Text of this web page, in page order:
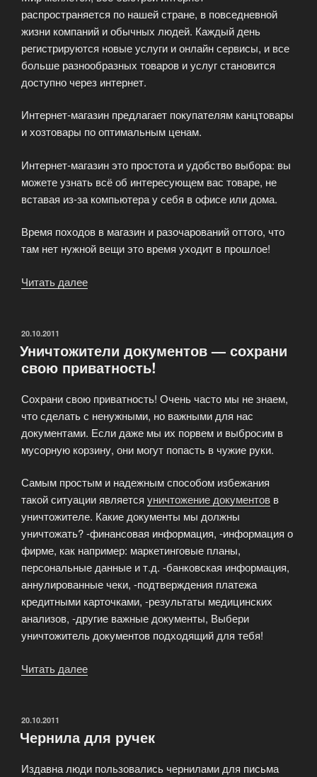
распространяется по нашей стране, в повседневной
жизни компаний и обычных людей. Каждый день
регистрируются новые услуги и онлайн сервисы, и все
больше разнообразных товаров и услуг становится
доступно через интернет.
Интернет-магазин предлагает покупателям канцтовары
и хозтовары по оптимальным ценам.
Интернет-магазин это простота и удобство выбора: вы
можете узнать всё об интересующем вас товаре, не
вставая из-за компьютера у себя в офисе или дома.
Время походов в магазин и разочарований оттого, что
там нет нужной вещи это время уходит в прошлое!
Читать далее
товары.»
ОПУБЛИКОВАНО
20.10.2011
Уничтожители документов — сохрани
свою приватность!
Сохрани свою приватность! Очень часто мы не знаем,
что сделать с ненужными, но важными для нас
документами. Если даже мы их порвем и выбросим в
мусорную корзину, они могут попасть в чужие руки.
Самым простым и надежным способом избежания
такой ситуации является уничтожение документов в
уничтожителе. Какие документы мы должны
уничтожать? -финансовая информация, -информация о
фирме, как например: маркетинговые планы,
персональные данные и т.д. -банковская информация,
аннулированные чеки, -подтверждения платежа
кредитными карточками, -результаты медицинских
анализов, -другие важные документы, Выбери
уничтожитель документов подходящий для тебя!
Читать далее
свою
ОПУБЛИКОВАНО
20.10.2011
Чернила для ручек
Издавна люди пользовались чернилами для письма